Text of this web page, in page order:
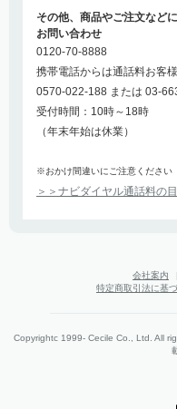
その他、商品やご注文など
お問い合わせ
0120-70-8888
携帯電話からは通話料お客
0570-022-188 または 03-
受付時間：10時～18時
（年末年始は休業）
※おかけ間違いにご注意ください
＞＞ナビダイヤル通話料の
会社案内
特定商取引法に基
Copyrightc 1999- Cecile Co., Ltd. All